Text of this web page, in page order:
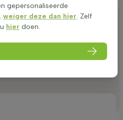
gepersonaliseerde
weiger deze dan hier. Zelf
hier doen.